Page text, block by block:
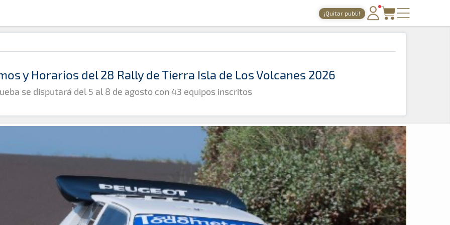
¡Quitar publi!
PORTADA
TIEMPOS ONLINE
GALERÍAS
TIENDA
ARCHIVO
y Horarios del 28 Rally de Tierra Isla de Los Volcanes 2026
se disputará del 5 al 8 de agosto con 43 equipos inscritos